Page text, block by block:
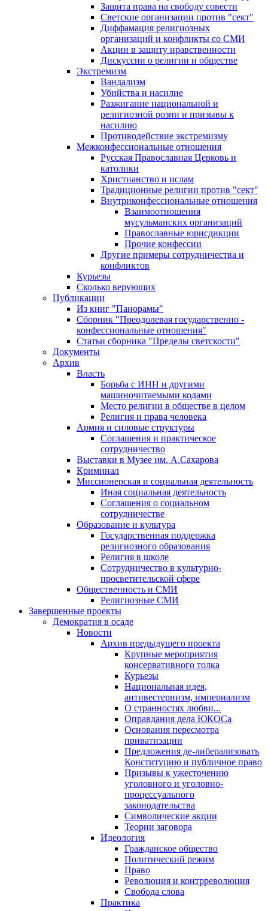
Защита права на свободу совести
Светские организации против "сект"
Диффамация религиозных
организаций и конфликты со СМИ
Акции в защиту нравственности
Дискуссии о религии и обществе
Экстремизм
Вандализм
Убийства и насилие
Разжигание национальной и
религиозной розни и призывы к
насилию
Противодействие экстремизму
Межконфессиональные отношения
Русская Православная Церковь и
католики
Христианство и ислам
Традиционные религии против "сект"
Внутриконфессиональные отношения
Взаимоотношения
мусульманских организаций
Православные юрисдикции
Прочие конфессии
Другие примеры сотрудничества и
конфликтов
Курьезы
Сколько верующих
Публикации
Из книг "Панорамы"
Сборник "Преодолевая государственно -
конфессиональные отношения"
Статьи сборника "Пределы светскости"
Документы
Архив
Власть
Борьба с ИНН и другими
машиночитаемыми кодами
Место религии в обществе в целом
Религия и права человека
Армия и силовые структуры
Соглашения и практическое
сотрудничество
Выставки в Музее им. А.Сахарова
Криминал
Миссионерская и социальная деятельность
Иная социальная деятельность
Соглашения о социальном
сотрудничестве
Образование и культура
Государственная поддержка
религиозного образования
Религия в школе
Сотрудничество в культурно-
просветительской сфере
Общественность и СМИ
Религиозные СМИ
Завершенные проекты
Демократия в осаде
Новости
Архив предыдущего проекта
Крупные мероприятия
консервативного толка
Курьезы
Национальная идея,
антивестернизм, империализм
О странностях любви...
Оправдания дела ЮКОСа
Основания пересмотра
приватизации
Предложения де-либерализовать
Конституцию и публичное право
Призывы к ужесточению
уголовного и уголовно-
процессуального
законодательства
Символические акции
Теории заговора
Идеология
Гражданское общество
Политический режим
Право
Революция и контрреволюция
Свобода слова
Практика